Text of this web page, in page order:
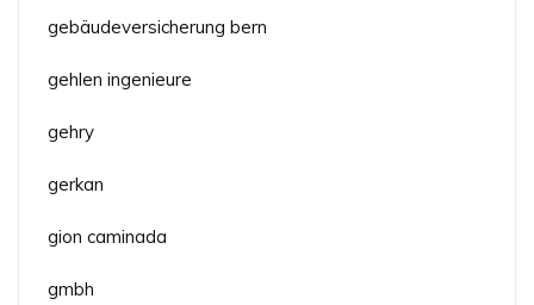
gebäudeversicherung bern
gehlen ingenieure
gehry
gerkan
gion caminada
gmbh